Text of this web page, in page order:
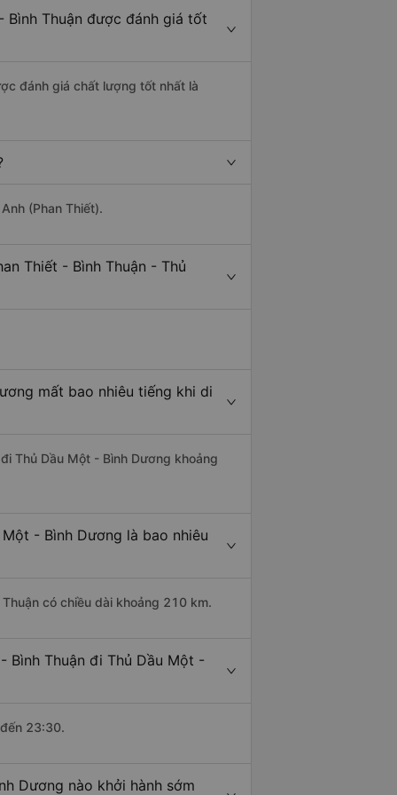
Bình Thuận được đánh giá tốt
đánh giá chất lượng tốt nhất là
(Phan Thiết).
Thiết - Bình Thuận - Thủ
mất bao nhiêu tiếng khi di
Thủ Dầu Một - Bình Dương khoảng
- Bình Dương là bao nhiêu
có chiều dài khoảng 210 km.
Bình Thuận đi Thủ Dầu Một -
23:30.
Dương nào khởi hành sớm